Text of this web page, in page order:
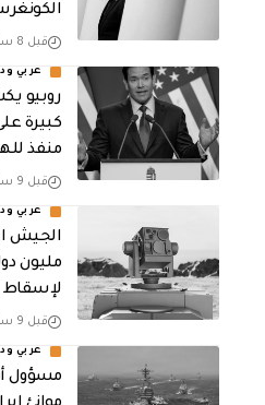
قبل 8 ساعات
عربي
روبيو
كبيرة
منفذ
قبل 9 ساعات
عربي
مليون
لإسقاط
قبل 9 ساعات
عربي
مسؤول